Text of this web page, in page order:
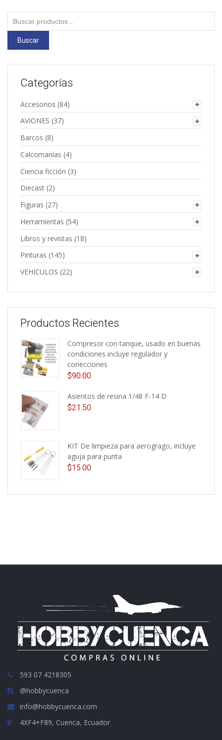
Buscar
por:
Buscar
Categorías
Accesorios (84)
AVIONES (37)
Barcos (8)
Calcomanías (4)
Ciencia ficción (3)
Diecast (2)
Figuras (27)
Herramientas (54)
Libros y revistas (18)
Pinturas (145)
VEHICULOS (22)
Productos Recientes
Compresor con tanque, usado en buenas
condiciones incluye regulador y
conecciones
$90.00
Asientos de resina 1/48 F-14 D
$21.50
KIT De limpieza para aerogrago, incluye
aguja para punta
$15.00
593 07 4218305
@hobbycuenca
info@hobbycuenca.com
4XF4+F89, Cuenca, Ecuador